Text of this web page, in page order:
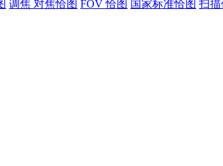
调焦 对焦恰图 FOV 恰图 国家标准恰图 扫描